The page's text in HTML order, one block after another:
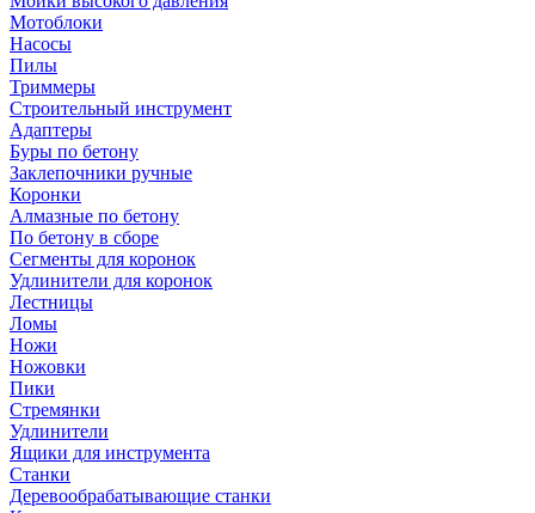
Мотоблоки
Насосы
Пилы
Триммеры
Строительный инструмент
Адаптеры
Буры по бетону
Заклепочники ручные
Коронки
Алмазные по бетону
По бетону в сборе
Сегменты для коронок
Удлинители для коронок
Лестницы
Ломы
Ножи
Ножовки
Пики
Стремянки
Удлинители
Ящики для инструмента
Станки
Деревообрабатывающие станки